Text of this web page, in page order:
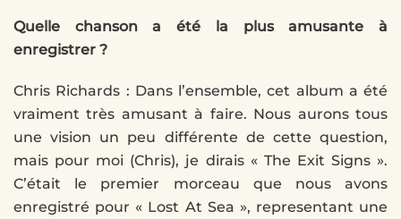
Quelle chanson a été la plus amusante à
enregistrer ?
Chris Richards : Dans l’ensemble, cet album a été
vraiment très amusant à faire. Nous aurons tous
une vision un peu différente de cette question,
mais pour moi (Chris), je dirais « The Exit Signs ».
C’était le premier morceau que nous avons
enregistré pour « Lost At Sea », representant une